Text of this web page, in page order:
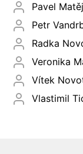
Pavel
Petr
Radka
Veronika
Vítek
Vlastimil